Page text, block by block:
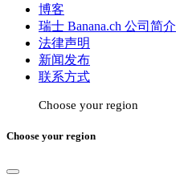
博客
瑞士 Banana.ch 公司简介
法律声明
新闻发布
联系方式
Choose your region
Choose your region